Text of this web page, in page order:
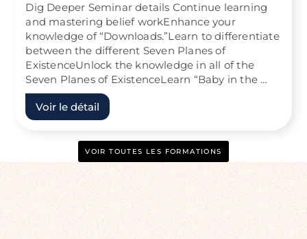
Dig Deeper Seminar details Continue learning
and mastering belief workEnhance your
knowledge of “Downloads.”Learn to differentiate
between the different Seven Planes of
ExistenceUnlock the knowledge in all of the
Seven Planes of ExistenceLearn “Baby in the …
Voir le détail
VOIR TOUTES LES FORMATIONS